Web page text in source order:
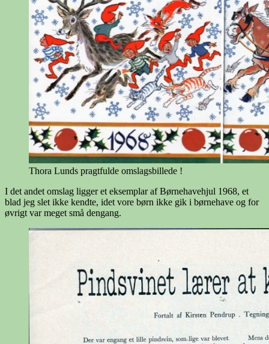
Thora Lunds pragtfulde omslagsbillede !
I det andet omslag ligger et eksemplar af Børnehavehjul 1968, et
blad jeg slet ikke kendte, idet vore børn ikke gik i børnehave og for
øvrigt var meget små dengang.